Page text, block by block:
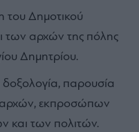
του Δημοτικού
των αρχών της πόλης
Δημητρίου.
δοξολογία, παρουσία
αρχών, εκπροσώπων
και των πολιτών.